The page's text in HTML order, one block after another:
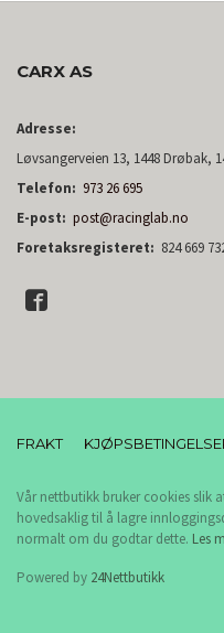
CARX AS
Adresse:
Løvsangerveien 13, 1448 Drøbak,
Telefon: 973 26 695
E-post: post@racinglab.no
Foretaksregisteret: 824 669
FRAKT
Vår nettbutikk bruker cookies slik
hovedsaklig til å lagre
normalt om du godtar dette. Les
Powered by 24Nettbutikk